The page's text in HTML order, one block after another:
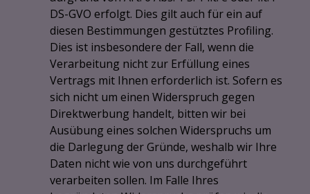
DS-GVO erfolgt. Dies gilt auch für ein auf
diesen Bestimmungen gestütztes Profiling.
Dies ist insbesondere der Fall, wenn die
Verarbeitung nicht zur Erfüllung eines
Vertrags mit Ihnen erforderlich ist. Sofern es
sich nicht um einen Widerspruch gegen
Direktwerbung handelt, bitten wir bei
Ausübung eines solchen Widerspruchs um
die Darlegung der Gründe, weshalb wir Ihre
Daten nicht wie von uns durchgeführt
verarbeiten sollen. Im Falle Ihres